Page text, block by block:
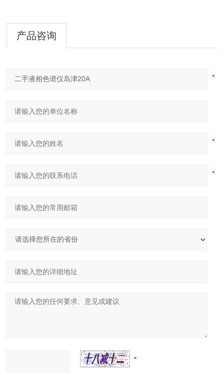
产品咨询